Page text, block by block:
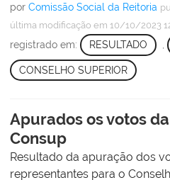
por Comissão Social da Reitoria
última modificação em 10/10/2023
registrado em: RESULTADO ,
CONSELHO SUPERIOR
Apurados os votos
Consup
Resultado da apuração dos
representantes para o